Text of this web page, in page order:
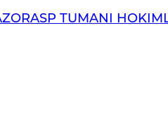
TUMANI